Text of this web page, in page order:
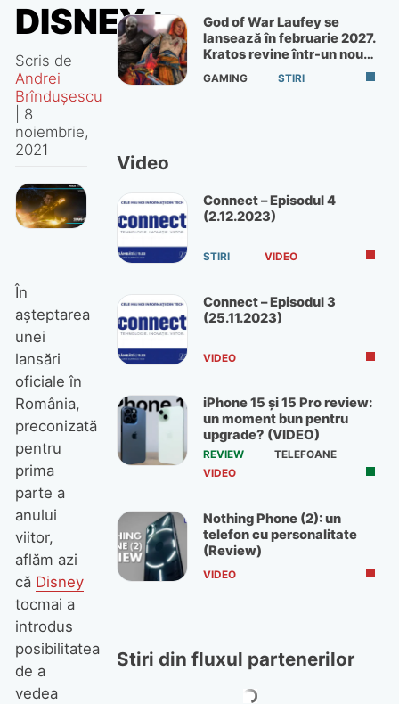
DISNEY+
Scris de
Andrei
Brîndușescu
8
noiembrie,
2021
În
așteptarea
unei
lansări
oficiale în
România,
preconizată
pentru
prima
parte a
anului
viitor,
aflăm azi
că Disney
tocmai a
introdus
posibilitatea
de a
vedea
God of War Laufey se
lansează în februarie 2027.
Kratos revine într-un nou
God of War
GAMING STIRI
Video
Connect – Episodul 4
(2.12.2023)
STIRI VIDEO
Connect – Episodul 3
(25.11.2023)
VIDEO
iPhone 15 și 15 Pro review:
un moment bun pentru
upgrade? (VIDEO)
REVIEW
TELEFOANE
VIDEO
Nothing Phone (2): un
telefon cu personalitate
(Review)
VIDEO
Stiri din fluxul partenerilor